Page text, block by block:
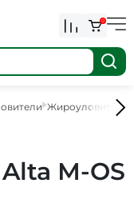
0
Жироуловители
М-OS